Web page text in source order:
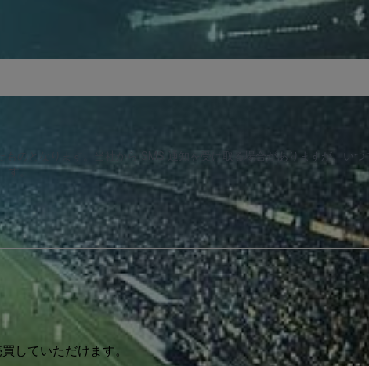
ものとなります。当社から SMS 通知を受け取る場合がありますが、い
す。
していただけます。